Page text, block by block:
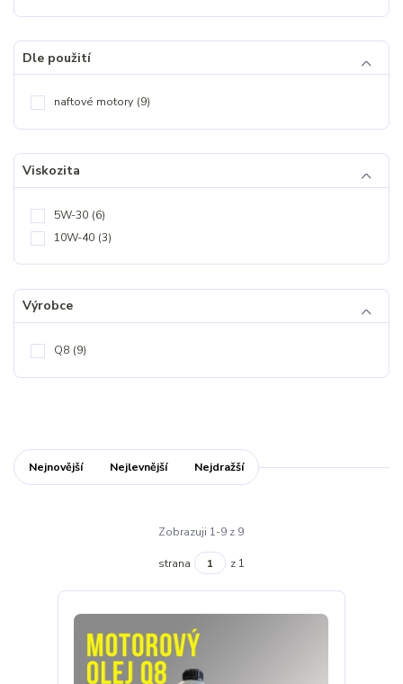
Dle použití
naftové motory (9)
Viskozita
5W-30 (6)
10W-40 (3)
Výrobce
Q8 (9)
Nejnovější Nejlevnější Nejdražší
Zobrazuji 1-9 z 9
strana z 1